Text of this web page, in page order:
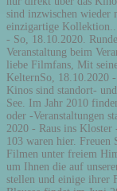
sind inzwischen wieder
einzigartige
- So, 18.10.2020.
Veranstaltung beim
liebe Filmfans, Mit
KelternSo, 18.10.2020
Kinos sind standort-
See. Im Jahr 2010
oder -Veranstaltungen
2020 - Raus ins
103 waren hier. Freuen
Filmen unter freiem
um Ihnen die auf
stellen und einige ihrer